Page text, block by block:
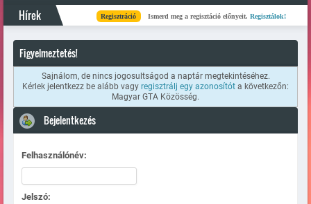
Hírek Regisztráció Ismerd meg a regisztáció előnyeit.Regisztálok!
Figyelmeztetés!
Sajnálom, de nincs jogosultságod a naptár megtekintéséhez.
Kérlek jelentkezz be alább vagy regisztrálj egy azonosítót a következőn:
Magyar GTA Közösség.
Bejelentkezés
Felhasználónév:
Jelszó: